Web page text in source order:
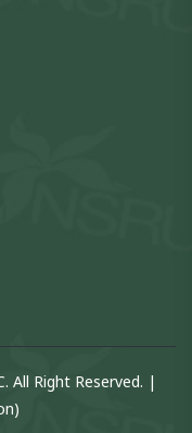
All Right Reserved. |